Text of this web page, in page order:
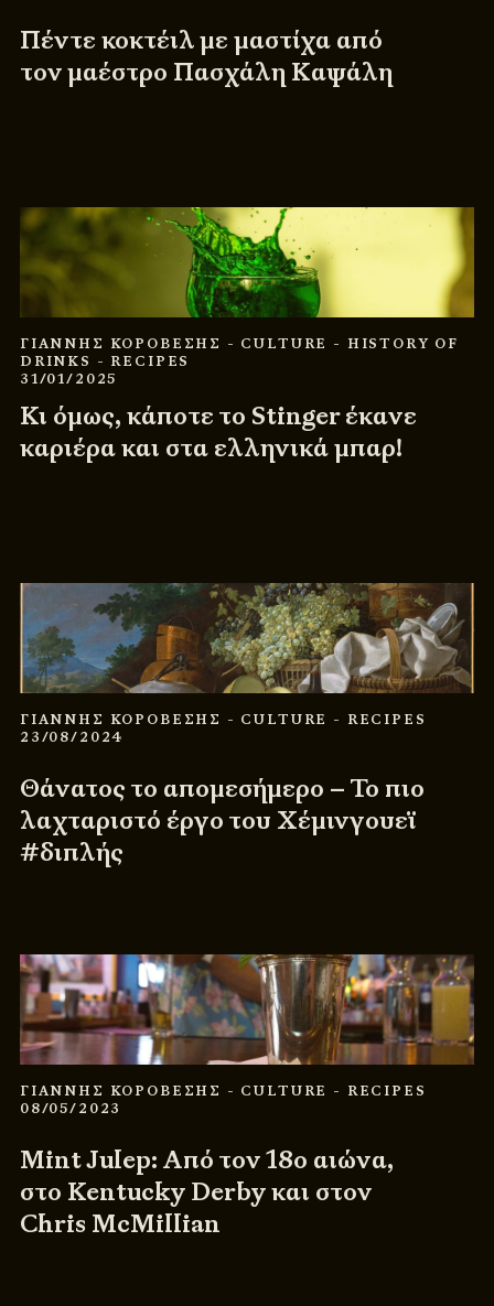
Πέντε κοκτέιλ με μαστίχα από
τον μαέστρο Πασχάλη Καψάλη
ΓΙΑΝΝΗΣ ΚΟΡΟΒΕΣΗΣ - CULTURE - HISTORY OF
DRINKS - RECIPES
31/01/2025
Κι όμως, κάποτε το Stinger έκανε
καριέρα και στα ελληνικά μπαρ!
ΓΙΑΝΝΗΣ ΚΟΡΟΒΕΣΗΣ - CULTURE - RECIPES
23/08/2024
Θάνατος το απομεσήμερο – Το πιο
λαχταριστό έργο του Χέμινγουεϊ
#διπλής
ΓΙΑΝΝΗΣ ΚΟΡΟΒΕΣΗΣ - CULTURE - RECIPES
08/05/2023
Mint Julep: Από τον 18ο αιώνα,
στο Kentucky Derby και στον
Chris McMillian